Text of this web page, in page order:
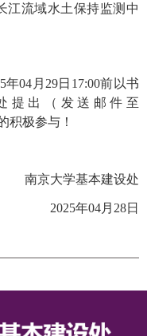
江流域水土保持监测中
04月29日17:00前以书
提出（发送邮件至
积极参与！
南京大学基本建设处
2025年04月28日